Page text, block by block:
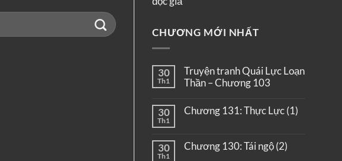
CHƯƠNG MỚI NHẤT
30
Th1
Truyện tranh Quái Lực Loạn
Thần – Chương 103
30
Th1
Chương 131: Thực Lực (1)
30
Th1
Chương 130: Tái ngộ (2)